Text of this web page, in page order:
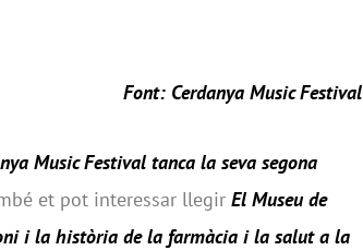
Font: Cerdanya Music Festival
Music Festival tanca la seva segona
et pot interessar llegir El Museu de
i la història de la farmàcia i la salut a la